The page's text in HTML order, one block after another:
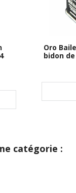
Oro
bidon
catégorie :